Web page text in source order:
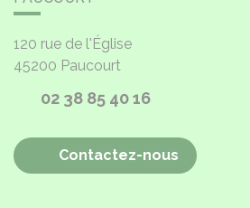
120 rue de l'Église
45200 Paucourt
02 38 85 40 16
Contactez-nous